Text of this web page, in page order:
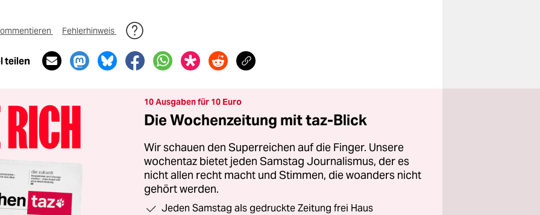
Fehlerhinweis
teilen
10 Ausgaben für 10 Euro
Die Wochenzeitung mit taz-Blick
Wir schauen den Superreichen auf die Finger. Unsere
wochentaz bietet jeden Samstag Journalismus, der es
nicht allen recht macht und Stimmen, die woanders nicht
gehört werden.
Jeden Samstag als gedruckte Zeitung frei Haus